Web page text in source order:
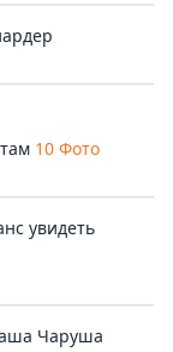
10 Фото
увидеть
Чаруша